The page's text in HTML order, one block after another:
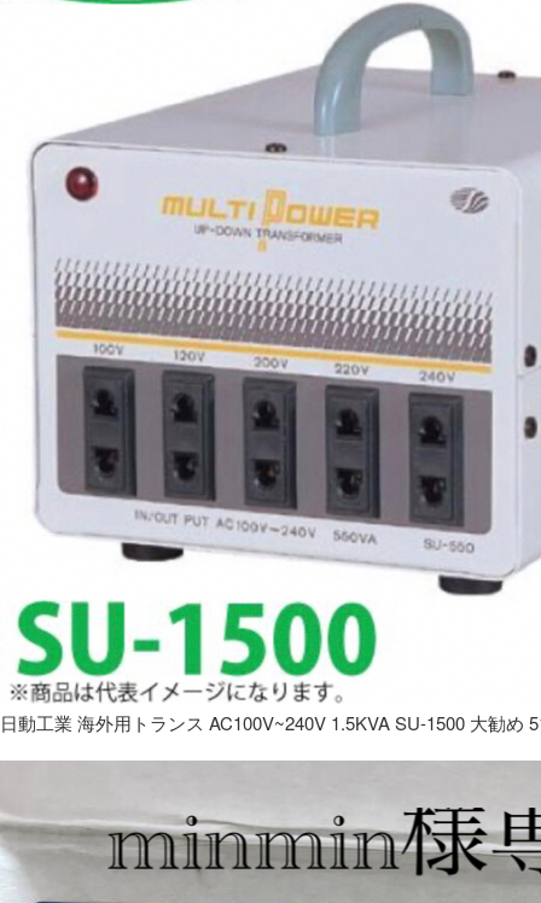
日動工業 海外用トランス AC100V~240V 1.5KVA SU-1500 大勧め